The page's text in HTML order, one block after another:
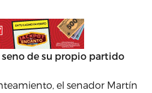
seno de su propio partido
el senador Martín